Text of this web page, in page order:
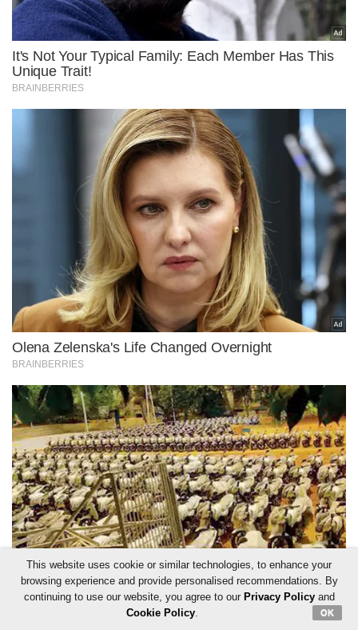
This website uses cookie or similar technologies, to enhance your
browsing experience and provide personalised recommendations. By
continuing to use our website, you agree to our Privacy Policyand
Cookie Policy. OK